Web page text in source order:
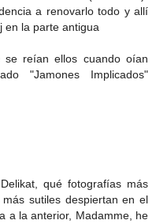
a renovarlo todo y allí
en la parte antigua
se reían ellos cuando oían
"Jamones Implicados"
qué fotografías más
sutiles despiertan en el
a la anterior, Madamme, he